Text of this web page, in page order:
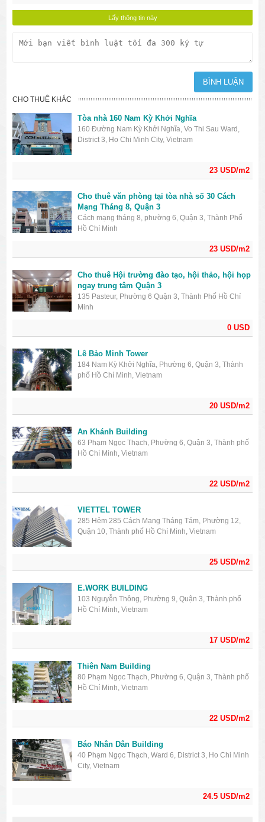
CHO THUÊ KHÁC
23 USD/m2
Tòa nhà 160 Nam Kỳ Khởi Nghĩa
160 Đường Nam Kỳ Khởi Nghĩa, Vo Thi Sau Ward,
District 3, Ho Chi Minh City, Vietnam
23 USD/m2
Cho thuê văn phòng tại tòa nhà số 30 Cách
Mạng Tháng 8, Quận 3
Cách mạng tháng 8, phường 6, Quận 3, Thành Phố
Hồ Chí Minh
0 USD
Cho thuê Hội trường đào tạo, hội thảo, hội họp
ngay trung tâm Quận 3
135 Pasteur, Phường 6 Quận 3, Thành Phố Hồ Chí
Minh
20 USD/m2
Lê Bảo Minh Tower
184 Nam Kỳ Khởi Nghĩa, Phường 6, Quận 3, Thành
phố Hồ Chí Minh, Vietnam
22 USD/m2
An Khánh Building
63 Phạm Ngọc Thạch, Phường 6, Quận 3, Thành phố
Hồ Chí Minh, Vietnam
25 USD/m2
VIETTEL TOWER
285 Hẻm 285 Cách Mạng Tháng Tám, Phường 12,
Quận 10, Thành phố Hồ Chí Minh, Vietnam
17 USD/m2
E.WORK BUILDING
103 Nguyễn Thông, Phường 9, Quận 3, Thành phố
Hồ Chí Minh, Vietnam
22 USD/m2
Thiên Nam Building
80 Phạm Ngọc Thạch, Phường 6, Quận 3, Thành phố
Hồ Chí Minh, Vietnam
24.5 USD/m2
Báo Nhân Dân Building
40 Phạm Ngọc Thạch, Ward 6, District 3, Ho Chi Minh
City, Vietnam